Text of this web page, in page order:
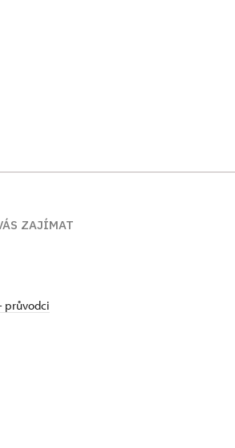
ZAJÍMAT
průvodci